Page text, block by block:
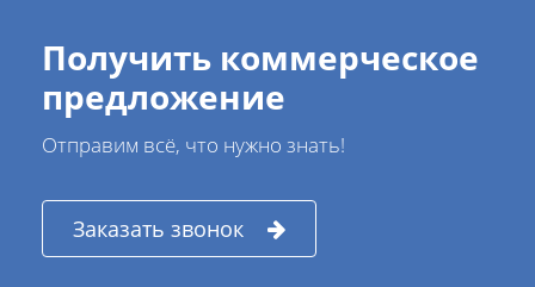
Получить коммерческое
предложение
Отправим всё, что нужно знать!
Заказать звонок